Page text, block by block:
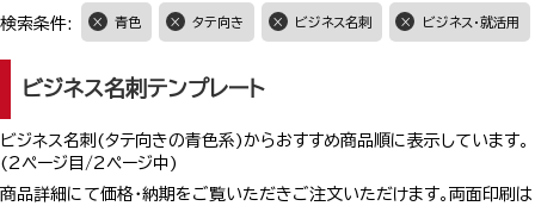
検索条件: 青色 タテ向き ビジネス名刺 ビジネス・就活用
ビジネス名刺テンプレート
ビジネス名刺(タテ向きの青色系)からおすすめ商品順に表示しています。
(2ページ目/2ページ中)
商品詳細にて価格・納期をご覧いただきご注文いただけます。両面印刷は